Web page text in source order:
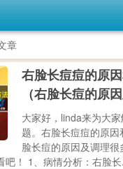
章
右脸长痘痘的原
（右脸长痘的原
大家好，linda来为大
题。右脸长痘痘的原
脸长痘的原因及调理很
吧！ 1、病情分析：右脸